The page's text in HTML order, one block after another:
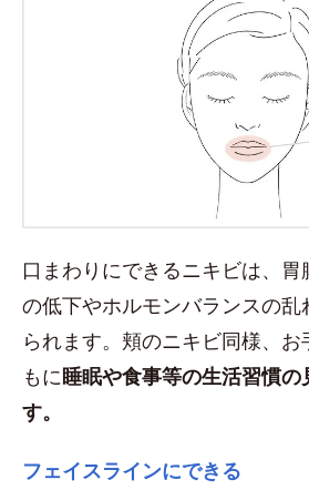
口まわりにできるニキビは、
の低下やホルモンバランスの乱
られます。頬のニキビ同様、お
もに睡眠や食事等の生活習慣
す。
フェイスラインにできる